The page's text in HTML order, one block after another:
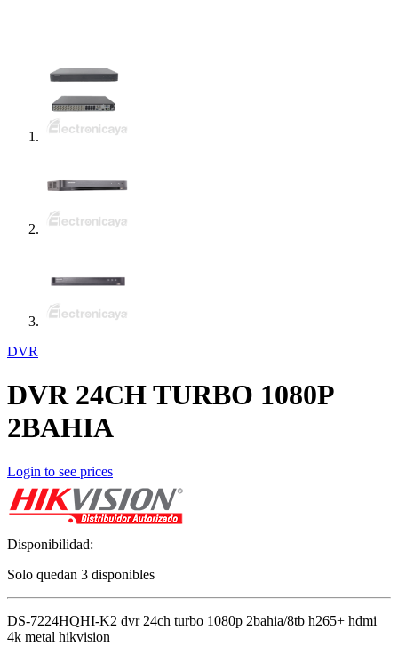
DVR
DVR 24CH TURBO 1080P
2BAHIA
Login to see prices
Disponibilidad:
Solo quedan 3 disponibles
DS-7224HQHI-K2 dvr 24ch turbo 1080p 2bahia/8tb h265+ hdmi
4k metal hikvision